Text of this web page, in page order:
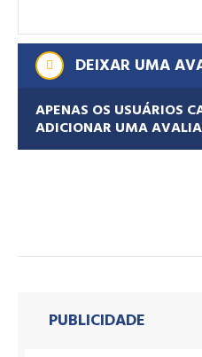
DEIXAR UMA
APENAS OS USUÁRIOS
ADICIONAR UMA
PUBLICIDADE